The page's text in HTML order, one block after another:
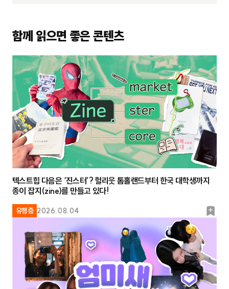
함께 읽으면 좋은 콘텐츠
유행중 2026.08.04
북
크
텍스트힙 다음은 ‘진스터’? 헐리웃 톰홀랜드부터 한국 대학생까지
종이 잡지(zine)를 만들고 있다!